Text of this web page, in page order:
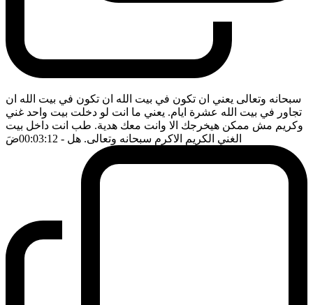
سبحانه وتعالى يعني ان تكون في بيت الله ان تكون في بيت الله ان
تجاور في بيت الله عشرة ايام. يعني ما انت لو دخلت بيت واحد غني
وكريم مش ممكن هيخرجك الا وانت معك هدية. طب انت داخل بيت
الغني الكريم الاكرم سبحانه وتعالى. هل - 00:03:12 ضَ